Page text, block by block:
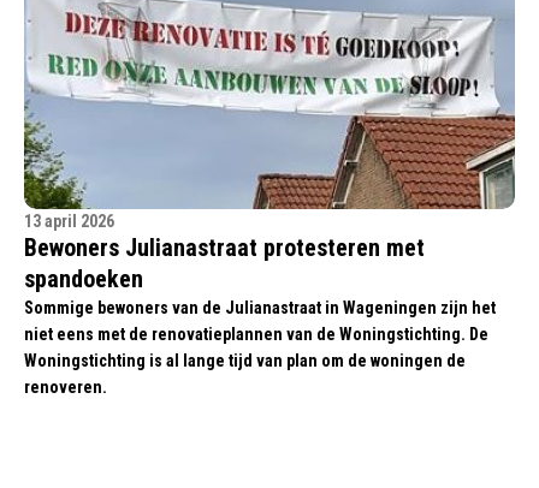
13 april 2026
Bewoners Julianastraat protesteren met
spandoeken
Sommige bewoners van de Julianastraat in Wageningen zijn het
niet eens met de renovatieplannen van de Woningstichting. De
Woningstichting is al lange tijd van plan om de woningen de
renoveren.